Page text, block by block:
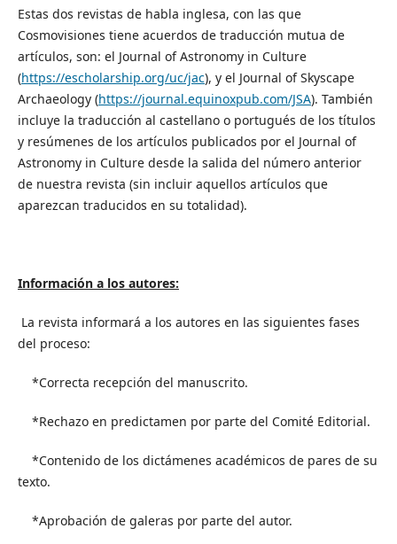
Estas dos revistas de habla inglesa, con las que
Cosmovisiones tiene acuerdos de traducción mutua de
artículos, son: el Journal of Astronomy in Culture
(https://escholarship.org/uc/jac), y el Journal of Skyscape
Archaeology (https://journal.equinoxpub.com/JSA). También
incluye la traducción al castellano o portugués de los títulos
y resúmenes de los artículos publicados por el Journal of
Astronomy in Culture desde la salida del número anterior
de nuestra revista (sin incluir aquellos artículos que
aparezcan traducidos en su totalidad).
Información a los autores:
La revista informará a los autores en las siguientes fases
del proceso:
*Correcta recepción del manuscrito.
*Rechazo en predictamen por parte del Comité Editorial.
*Contenido de los dictámenes académicos de pares de su
texto.
*Aprobación de galeras por parte del autor.